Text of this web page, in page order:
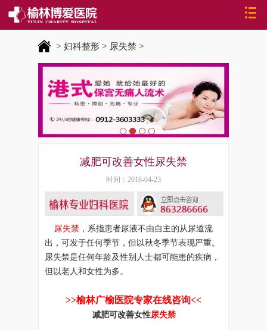
> 妇科整形 > 尿失禁 >
减肥可改善女性尿失禁
时间：2016-04-23
尿失禁 ，系指患者尿液不由自主的从尿道流
出，可发于任何季节，但以秋冬季节表现严重。
尿失禁是任何年龄及性别人士都可能患的疾病，
但以老人和女性为多。
>>榆林广榆医院专家在线咨询<<
减肥可改善女性尿失禁